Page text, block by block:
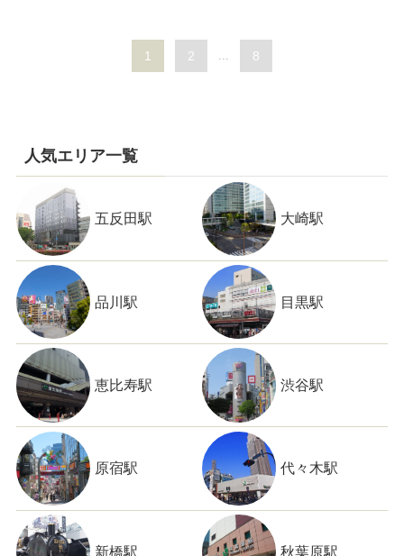
1 2 8
人気エリア一覧
五反田駅 大崎駅
品川駅 目黒駅
恵比寿駅 渋谷駅
原宿駅 代々木駅
新橋駅 秋葉原駅